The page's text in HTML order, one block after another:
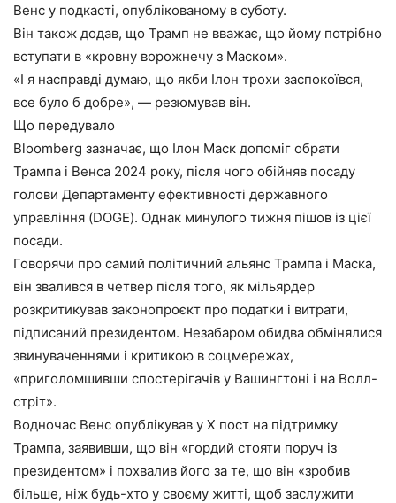
Венс у подкасті, опублікованому в суботу.
Він також додав, що Трамп не вважає, що йому потрібно
вступати в «кровну ворожнечу з Маском».
«І я насправді думаю, що якби Ілон трохи заспокоївся,
все було б добре», — резюмував він.
Що передувало
Bloomberg зазначає, що Ілон Маск допоміг обрати
Трампа і Венса 2024 року, після чого обійняв посаду
голови Департаменту ефективності державного
управління (DOGE). Однак минулого тижня пішов із цієї
посади.
Говорячи про самий політичний альянс Трампа і Маска,
він звалився в четвер після того, як мільярдер
розкритикував законопроєкт про податки і витрати,
підписаний президентом. Незабаром обидва обмінялися
звинуваченнями і критикою в соцмережах,
«приголомшивши спостерігачів у Вашингтоні і на Волл-
стріт».
Водночас Венс опублікував у Х пост на підтримку
Трампа, заявивши, що він «гордий стояти поруч із
президентом» і похвалив його за те, що він «зробив
більше, ніж будь-хто у своєму житті, щоб заслужити